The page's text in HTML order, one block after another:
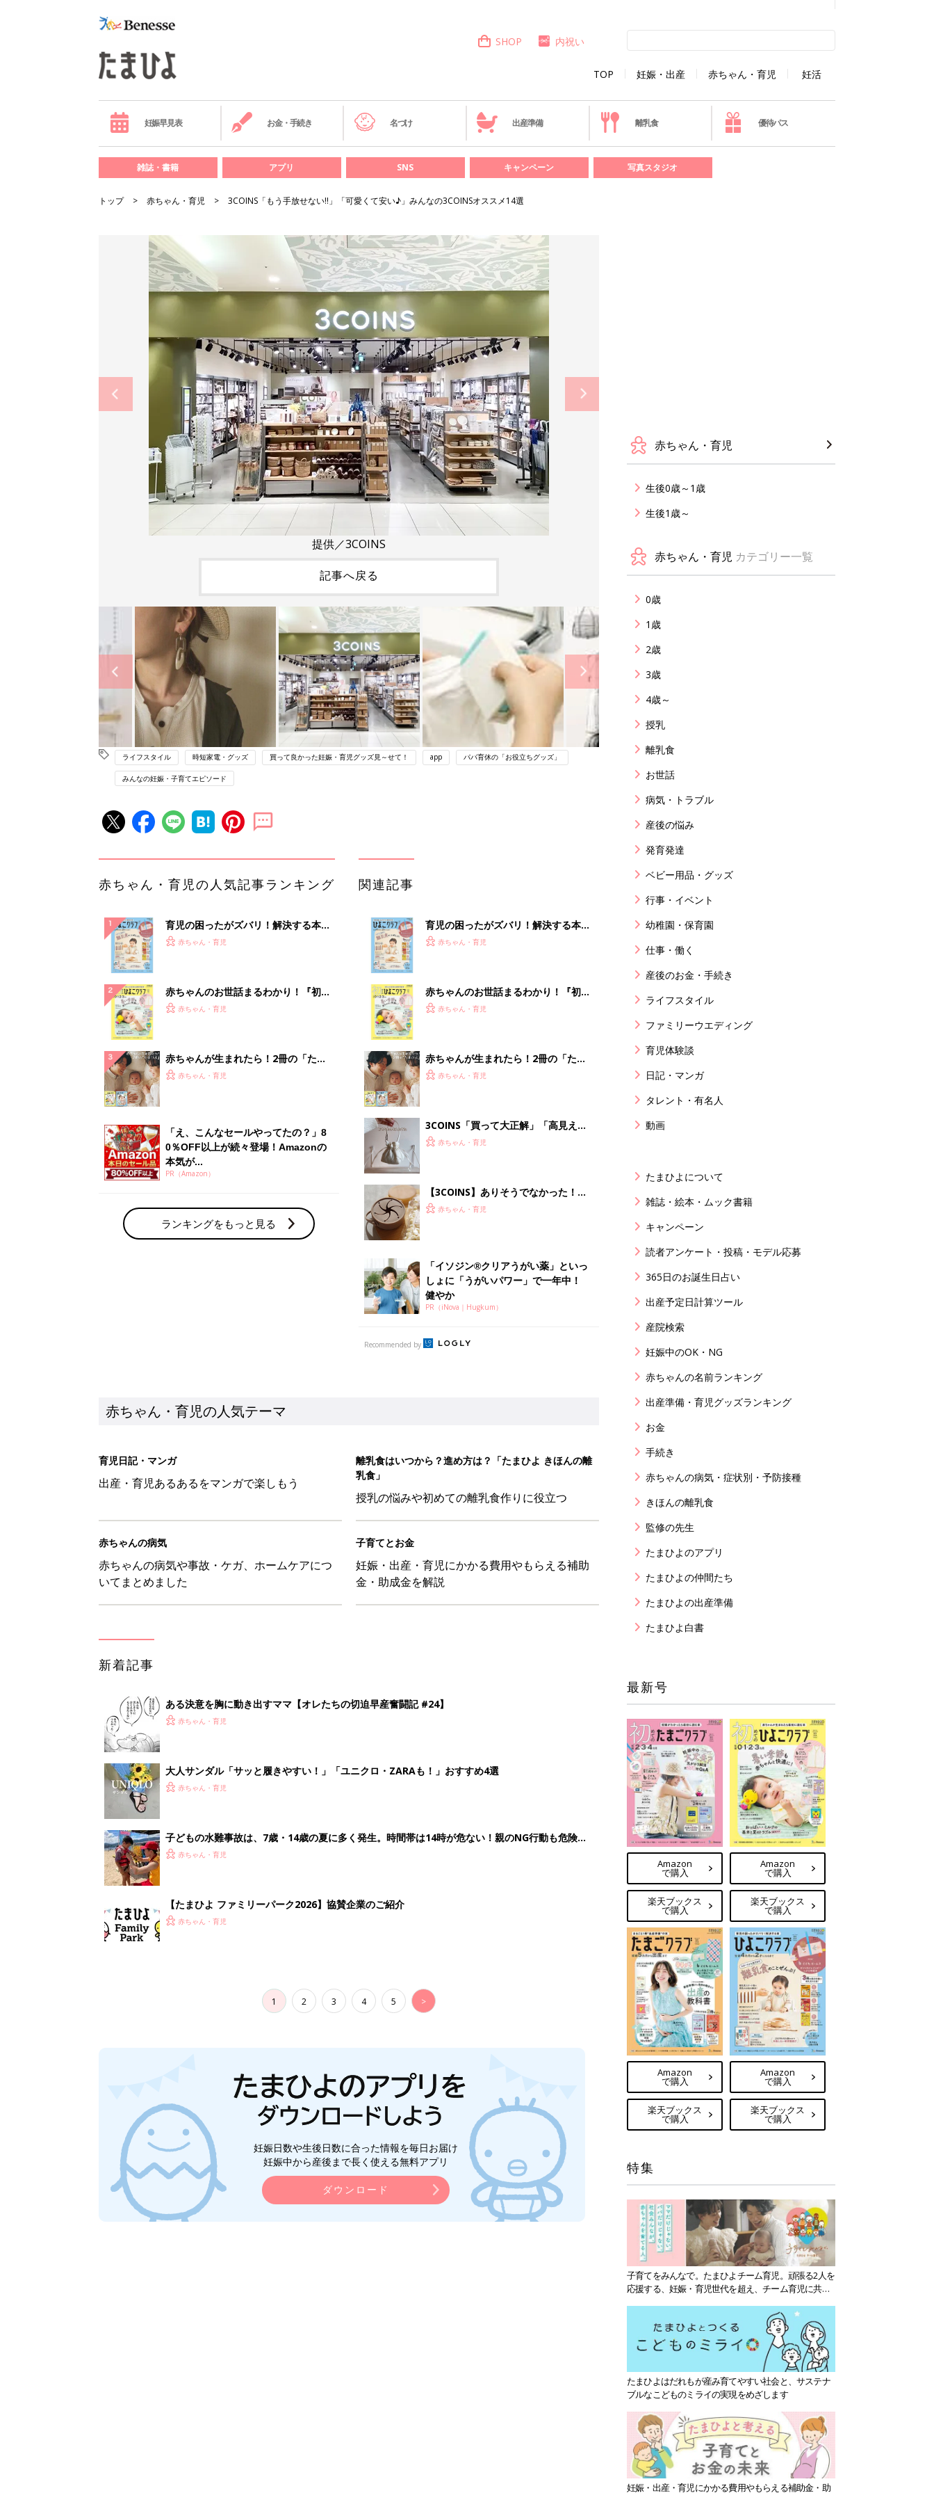
TOP 妊娠・出産 赤ちゃん・育児 妊活
SHOP 内祝い
妊娠早見表 お金・手続き 名づけ 出産準備 離乳食 優待パス
雑誌・書籍 アプリ SNS キャンペーン 写真スタジオ
トップ 赤ちゃん・育児 3COINS「もう手放せない‼」「可愛くて安い♪」みんなの3COINSオススメ14選
提供／3COINS
記事へ戻る
ライフスタイル 時短家電・グッズ 買って良かった妊娠・育児グッズ見～せて！ app パパ育休の「お役立ちグッズ」
みんなの妊娠・子育てエピソード
赤ちゃん・育児の人気記事ランキング
育児の困ったがズバリ！解決する本
『ひよこクラブ 秋号』 4カ月～2才
赤ちゃん・育児
赤ちゃんのお世話まるわかり！『初め
てのひよこクラブ 夏号』〈巻頭大特
解決テク
赤ちゃん・育児
赤ちゃんが生まれたら！2冊の「たま
ひよ」
赤ちゃん・育児
「え、こんなセールやってたの？」8
0％OFF以上が続々登場！Amazonの
本気が...
PR（Amazon）
ランキングをもっと見る
関連記事
育児の困ったがズバリ！解決する本
『ひよこクラブ 秋号』 4カ月～2才
赤ちゃん・育児
赤ちゃんのお世話まるわかり！『初め
てのひよこクラブ 夏号』〈巻頭大特
解決テク
赤ちゃん・育児
赤ちゃんが生まれたら！2冊の「たま
ひよ」
赤ちゃん・育児
3COINS「買って大正解」「高見えで
可愛すぎ」大人気のファッショングッ
赤ちゃん・育児
【3COINS】ありそうでなかった！か
さばらなくて衛生的な「折りたためる
赤ちゃん・育児
「イソジン®クリアうがい薬」といっ
しょに「うがいパワー」で一年中！
健やか
PR（iNova｜Hugkum）
Recommended by
赤ちゃん・育児の人気テーマ
育児日記・マンガ
出産・育児あるあるをマンガで楽しもう
離乳食はいつから？進め方は？「たまひよ きほんの離
乳食」
授乳の悩みや初めての離乳食作りに役立つ
赤ちゃんの病気
赤ちゃんの病気や事故・ケガ、ホームケアにつ
いてまとめました
子育てとお金
妊娠・出産・育児にかかる費用やもらえる補助
金・助成金を解説
新着記事
ある決意を胸に動き出すママ【オレたちの切迫早産奮闘記 #24】
赤ちゃん・育児
大人サンダル「サッと履きやすい！」「ユニクロ・ZARAも！」おすすめ4選
赤ちゃん・育児
子どもの水難事故は、7歳・14歳の夏に多く発生。時間帯は14時が危ない！親のNG行動も危険を
まねく【専門家】
赤ちゃん・育児
【たまひよ ファミリーパーク2026】協賛企業のご紹介
赤ちゃん・育児
1 2 3 4 5 >
妊娠日数や生後日数に合った情報を毎日お届け
妊娠中から産後まで長く使える無料アプリ
ダウンロード
赤ちゃん・育児
生後0歳～1歳
生後1歳～
赤ちゃん・育児 カテゴリー一覧
0歳
1歳
2歳
3歳
4歳～
授乳
離乳食
お世話
病気・トラブル
産後の悩み
発育発達
ベビー用品・グッズ
行事・イベント
幼稚園・保育園
仕事・働く
産後のお金・手続き
ライフスタイル
ファミリーウエディング
育児体験談
日記・マンガ
タレント・有名人
動画
たまひよについて
雑誌・絵本・ムック書籍
キャンペーン
読者アンケート・投稿・モデル応募
365日のお誕生日占い
出産予定日計算ツール
産院検索
妊娠中のOK・NG
赤ちゃんの名前ランキング
出産準備・育児グッズランキング
お金
手続き
赤ちゃんの病気・症状別・予防接種
きほんの離乳食
監修の先生
たまひよのアプリ
たまひよの仲間たち
たまひよの出産準備
たまひよ白書
最新号
Amazon
で購入
楽天ブックス
で購入
Amazon
で購入
楽天ブックス
で購入
Amazon
で購入
楽天ブックス
で購入
Amazon
で購入
楽天ブックス
で購入
特集
子育てをみんなで。たまひよチーム育児。頑張る2人を
応援する、妊娠・育児世代を超え、チーム育児に共感
たまひよはだれもが産み育てやすい社会と、サステナ
ブルなこどものミライの実現をめざします
妊娠・出産・育児にかかる費用やもらえる補助金・助